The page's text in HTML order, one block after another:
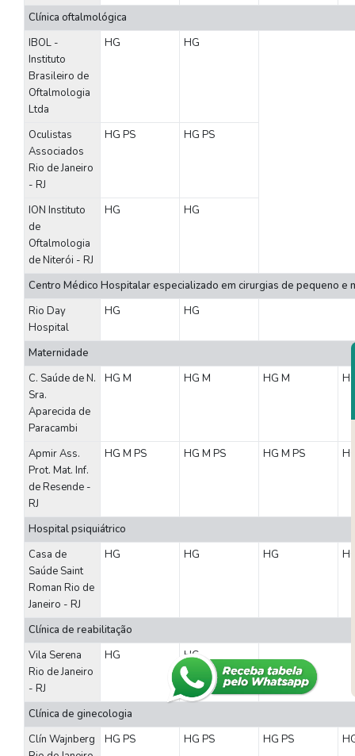
Clínica oftalmológica
IBOL -
Instituto
Brasileiro de
Oftalmologia
Ltda
HG HG
Oculistas
Associados
Rio de Janeiro
- RJ
HG PS HG PS
ION Instituto
de
Oftalmologia
de Niterói - RJ
HG HG
Centro Médico Hospitalar especializado em cirurgias de pequeno e
Rio Day
Hospital
HG HG
Maternidade
C. Saúde de N.
Sra.
Aparecida de
Paracambi
HG M HG M HG M
Apmir Ass.
Prot. Mat. Inf.
de Resende -
RJ
HG M PS HG M PS HG M PS
Hospital psiquiátrico
Casa de
Saúde Saint
Roman Rio de
Janeiro - RJ
HG HG HG
Clínica de reabilitação
Vila Serena
Rio de Janeiro
- RJ
HG HG
Clínica de ginecologia
Clín Wajnberg
HG PS HG PS HG PS